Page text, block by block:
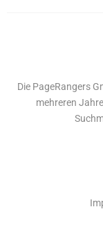
Die PageRangers
mehreren